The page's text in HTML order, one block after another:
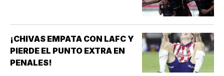
¡CHIVAS EMPATA CON LAFC Y
PIERDE EL PUNTO EXTRA EN
PENALES!